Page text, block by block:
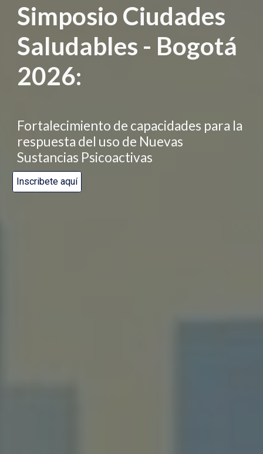
Simposio Ciudades
Saludables - Bogotá
2026:
Fortalecimiento de capacidades para la
respuesta del uso de Nuevas
Sustancias Psicoactivas
Inscribete aquí